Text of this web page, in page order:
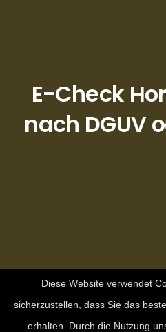
E-Check
nach DGUV
Diese Website verwendet
sicherzustellen, dass Sie das
erhalten. Durch die Nutzung